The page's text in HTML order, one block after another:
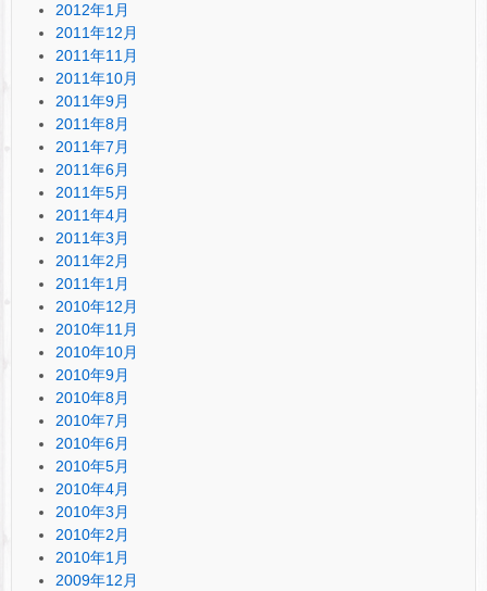
2012年1月
2011年12月
2011年11月
2011年10月
2011年9月
2011年8月
2011年7月
2011年6月
2011年5月
2011年4月
2011年3月
2011年2月
2011年1月
2010年12月
2010年11月
2010年10月
2010年9月
2010年8月
2010年7月
2010年6月
2010年5月
2010年4月
2010年3月
2010年2月
2010年1月
2009年12月